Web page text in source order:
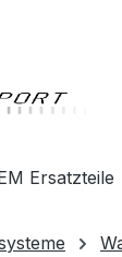
Ersatzteile